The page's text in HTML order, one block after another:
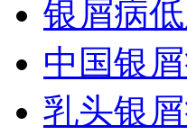
银屑病
中国银
乳头银